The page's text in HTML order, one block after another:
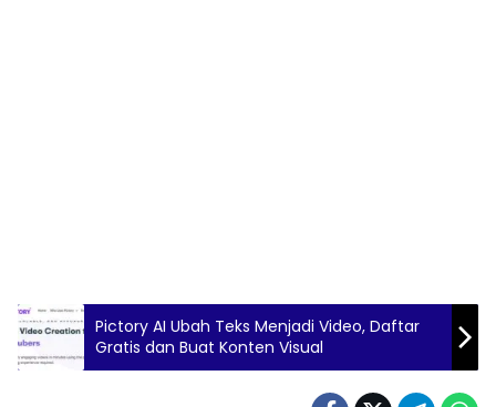
Pictory AI Ubah Teks Menjadi Video, Daftar
Gratis dan Buat Konten Visual